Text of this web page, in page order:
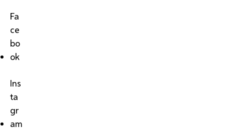
Fa
ce
bo
ok
Ins
ta
gr
am